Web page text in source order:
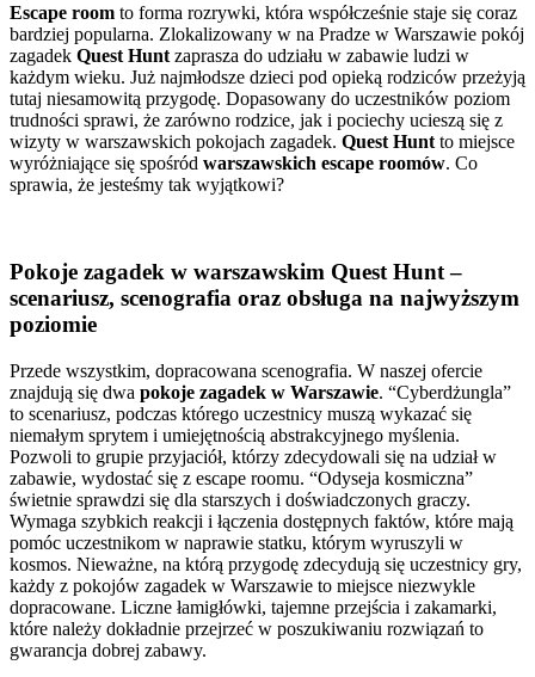
Escape room to forma rozrywki, która współcześnie staje się coraz
bardziej popularna. Zlokalizowany w na Pradze w Warszawie pokój
zagadek Quest Hunt zaprasza do udziału w zabawie ludzi w
każdym wieku. Już najmłodsze dzieci pod opieką rodziców przeżyją
tutaj niesamowitą przygodę. Dopasowany do uczestników poziom
trudności sprawi, że zarówno rodzice, jak i pociechy ucieszą się z
wizyty w warszawskich pokojach zagadek. Quest Hunt to miejsce
wyróżniające się spośród warszawskich escape roomów. Co
sprawia, że jesteśmy tak wyjątkowi?
Pokoje zagadek w warszawskim Quest Hunt –
scenariusz, scenografia oraz obsługa na najwyższym
poziomie
Przede wszystkim, dopracowana scenografia. W naszej ofercie
znajdują się dwa pokoje zagadek w Warszawie. “Cyberdżungla”
to scenariusz, podczas którego uczestnicy muszą wykazać się
niemałym sprytem i umiejętnością abstrakcyjnego myślenia.
Pozwoli to grupie przyjaciół, którzy zdecydowali się na udział w
zabawie, wydostać się z escape roomu. “Odyseja kosmiczna”
świetnie sprawdzi się dla starszych i doświadczonych graczy.
Wymaga szybkich reakcji i łączenia dostępnych faktów, które mają
pomóc uczestnikom w naprawie statku, którym wyruszyli w
kosmos. Nieważne, na którą przygodę zdecydują się uczestnicy gry,
każdy z pokojów zagadek w Warszawie to miejsce niezwykle
dopracowane. Liczne łamigłówki, tajemne przejścia i zakamarki,
które należy dokładnie przejrzeć w poszukiwaniu rozwiązań to
gwarancja dobrej zabawy.